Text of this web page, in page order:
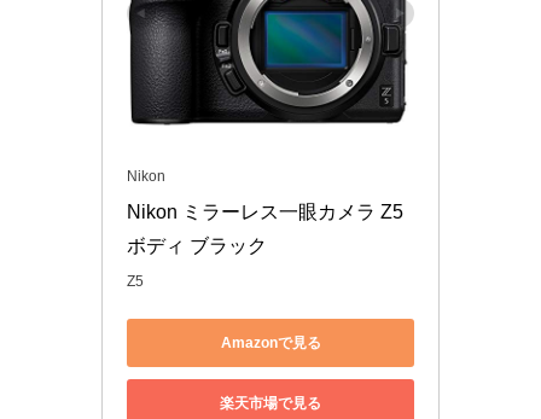
Nikon
Nikon ミラーレス一眼カメラ Z5
ボディ ブラック
Z5
Amazonで見る
楽天市場で見る